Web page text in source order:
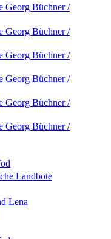
Georg Büchner /
Georg Büchner /
Georg Büchner /
Georg Büchner /
Georg Büchner /
Georg Büchner /
Landbote
Lena